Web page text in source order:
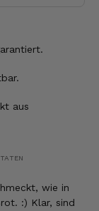
aus
wie in
:) Klar, sind